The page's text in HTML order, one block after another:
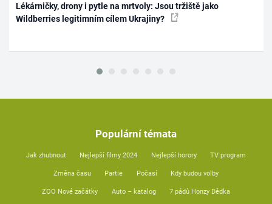
Lékárničky, drony i pytle na mrtvoly: Jsou tržiště jako
Wildberries legitimním cílem Ukrajiny?
Populární témata
Jak zhubnout Nejlepší filmy 2024 Nejlepší horory TV program
Změna času Partie Počasí Kdy budou volby
ZOO Nové začátky Auto – katalog 7 pádů Honzy Dědka